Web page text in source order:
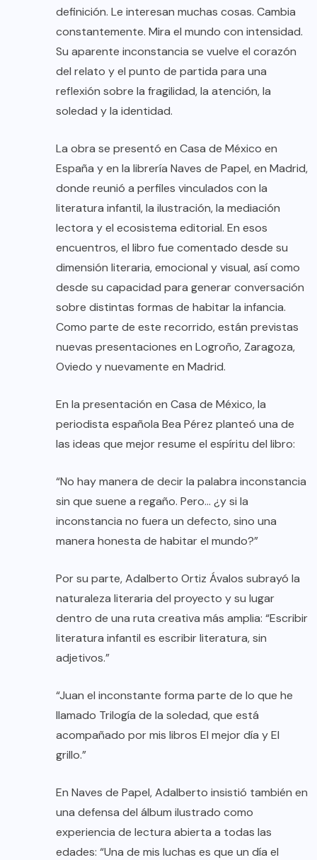
definición. Le interesan muchas cosas. Cambia
constantemente. Mira el mundo con intensidad.
Su aparente inconstancia se vuelve el corazón
del relato y el punto de partida para una
reflexión sobre la fragilidad, la atención, la
soledad y la identidad.
La obra se presentó en Casa de México en
España y en la librería Naves de Papel, en Madrid,
donde reunió a perfiles vinculados con la
literatura infantil, la ilustración, la mediación
lectora y el ecosistema editorial. En esos
encuentros, el libro fue comentado desde su
dimensión literaria, emocional y visual, así como
desde su capacidad para generar conversación
sobre distintas formas de habitar la infancia.
Como parte de este recorrido, están previstas
nuevas presentaciones en Logroño, Zaragoza,
Oviedo y nuevamente en Madrid.
En la presentación en Casa de México, la
periodista española Bea Pérez planteó una de
las ideas que mejor resume el espíritu del libro:
“No hay manera de decir la palabra inconstancia
sin que suene a regaño. Pero… ¿y si la
inconstancia no fuera un defecto, sino una
manera honesta de habitar el mundo?”
Por su parte, Adalberto Ortiz Ávalos subrayó la
naturaleza literaria del proyecto y su lugar
dentro de una ruta creativa más amplia: “Escribir
literatura infantil es escribir literatura, sin
adjetivos.”
“Juan el inconstante forma parte de lo que he
llamado Trilogía de la soledad, que está
acompañado por mis libros El mejor día y El
grillo.”
En Naves de Papel, Adalberto insistió también en
una defensa del álbum ilustrado como
experiencia de lectura abierta a todas las
edades: “Una de mis luchas es que un día el